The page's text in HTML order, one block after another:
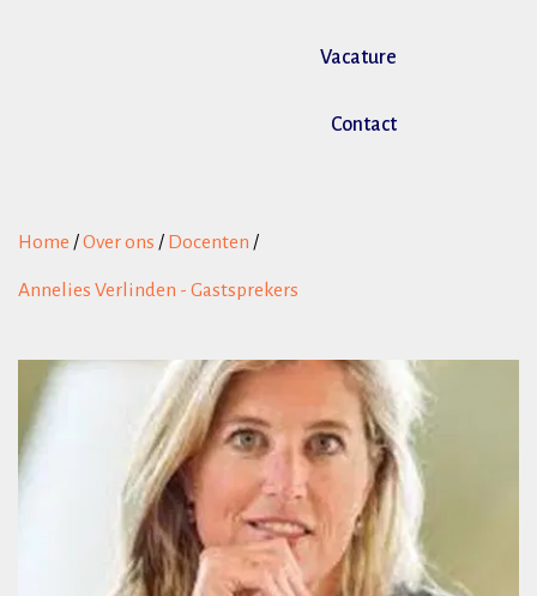
Vacature
Contact
Home /Over ons / Docenten /
Annelies Verlinden - Gastsprekers